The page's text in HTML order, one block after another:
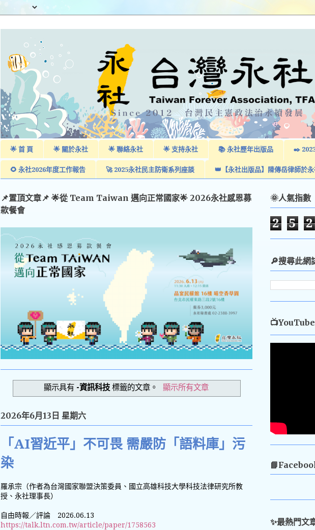
🌟 首 頁 🌟 關於永社 🌟 聯絡永社 🌟 支持永社 📚 永社歷年出版品 ✒️
🌻 永社2026年度工作報告 🚀 2025永社民主防衛系列座談 👑【永社出版品】陳傳岳律師於永
📌置頂文章📌 🌟從 Team Taiwan 邁向正常國家🌟 2026永社感恩募
款餐會
顯示具有 -資訊科技標籤的文章。 顯示所有文章
2026年6月13日 星期六
「AI習近平」不可畏 需嚴防「語料庫」污
染
羅承宗（作者為台灣國家聯盟決策委員、國立高雄科技大學科技法律研究所教
授、永社理事長）
自由時報／評論 2026.06.13
https://talk.ltn.com.tw/article/paper/1758563
🌞人氣指數
2 5 2
🔎搜尋此網
📺YouTube
✨最熱門文